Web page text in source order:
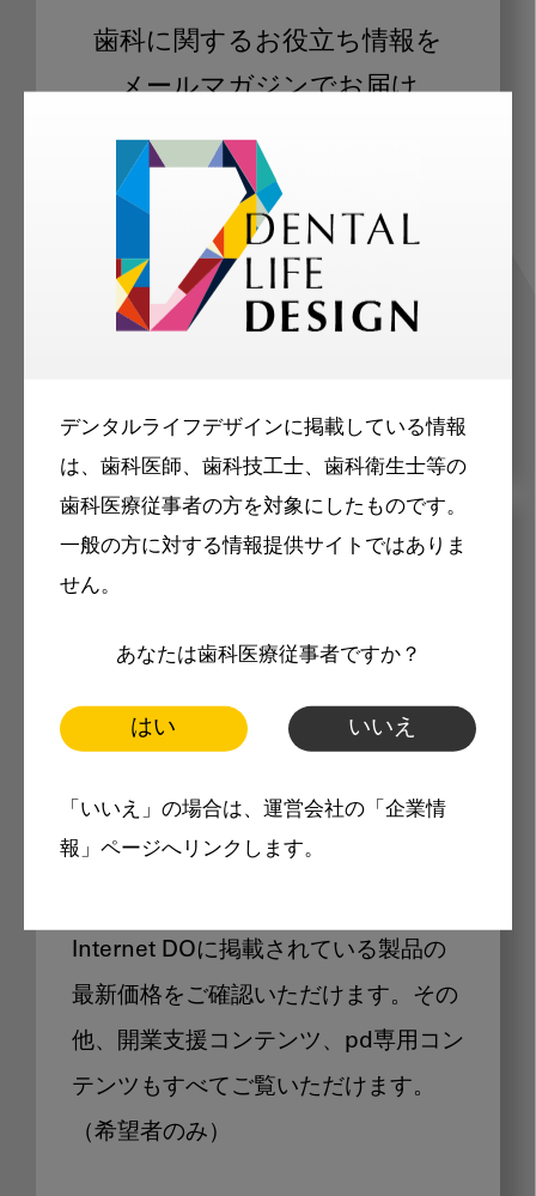
デンタルライフデザインに掲載している情報
は、歯科医師、歯科技工士、歯科衛生士等の
歯科医療従事者の方を対象にしたものです。
一般の方に対する情報提供サイトではありま
せん。
あなたは歯科医療従事者ですか？
はい いいえ
「いいえ」の場合は、運営会社の「企業情
報」ページへリンクします。
歯科に関するお役立ち情報を
メールマガジンでお届け
ご登録いただいた職種（歯科医師、歯
科衛生士、歯科技工士）に合わせた内
容のメールマガジンをお届けします。
メリット
製品価格も閲覧可能
Internet DOに掲載されている製品の
最新価格をご確認いただけます。その
他、開業支援コンテンツ、pd専用コン
テンツもすべてご覧いただけます。
（希望者のみ）